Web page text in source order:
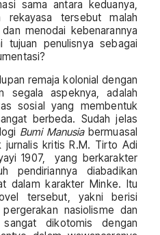
sama antara keduanya,
rekayasa tersebut malah
menodai kebenarannya
tujuan penulisnya sebagai
remaja kolonial dengan
segala aspeknya, adalah
sosial yang membentuk
berbeda. Sudah jelas
Bumi Manusiabermuasal
kritis R.M. Tirto Adi
1907, yang berkarakter
pendiriannya diabadikan
dalam karakter Minke. Itu
tersebut, yakni berisi
nasiolisme dan
dikotomis dengan